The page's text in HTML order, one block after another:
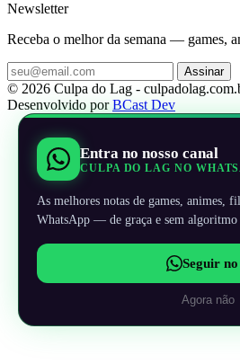
Newsletter
Receba o melhor da semana — games,
Assinar
© 2026 Culpa do Lag -
Desenvolvido porBCast Dev
Entra no nosso canal
CULPA DO LAG NO
As melhores notas de games, animes,
WhatsApp — de graça e sem algoritmo
Seguir
Agora não